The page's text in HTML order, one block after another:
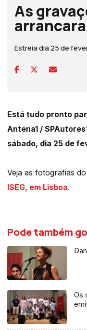
As
Estreia dia 25 de
Está tudo pronto
Antena1 /
sábado, dia 25 de
Veja as fotografias
ISEG, em Lisboa.
Pode também
Os